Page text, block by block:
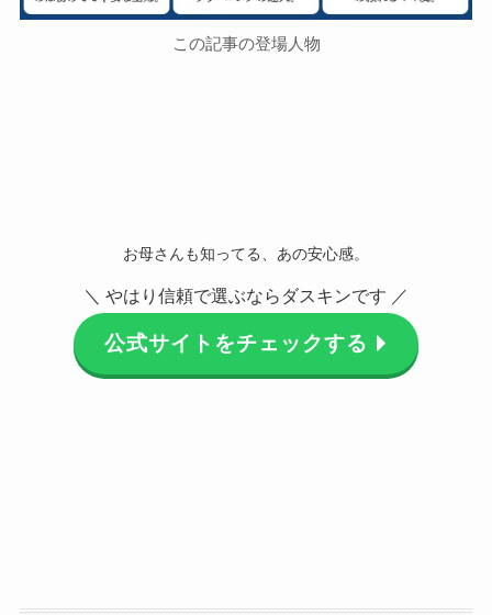
この記事の登場人物
お母さんも知ってる、あの安心感。
＼ やはり信頼で選ぶならダスキンです ／
公式サイトをチェックする